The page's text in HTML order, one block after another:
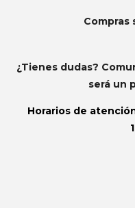
Compras
¿Tienes dudas?
será un
Horarios de